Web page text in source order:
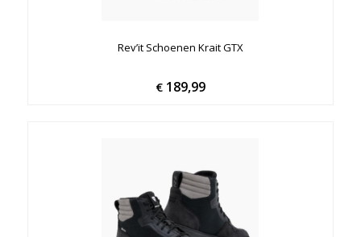
Rev’it Schoenen Krait GTX
€189,99